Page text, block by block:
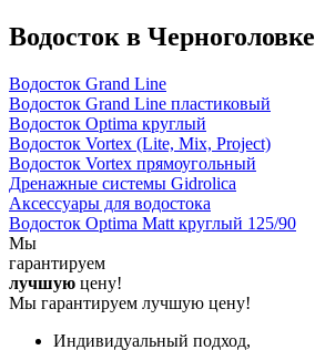
Водосток в Черноголовке
Водосток Grand Line
Водосток Grand Line пластиковый
Водосток Optima круглый
Водосток Vortex (Lite, Mix, Project)
Водосток Vortex прямоугольный
Дренажные системы Gidrolica
Аксессуары для водостока
Водосток Optima Matt круглый 125/90
Мы
гарантируем
лучшую цену!
Мы гарантируем лучшую цену!
Индивидуальный подход,